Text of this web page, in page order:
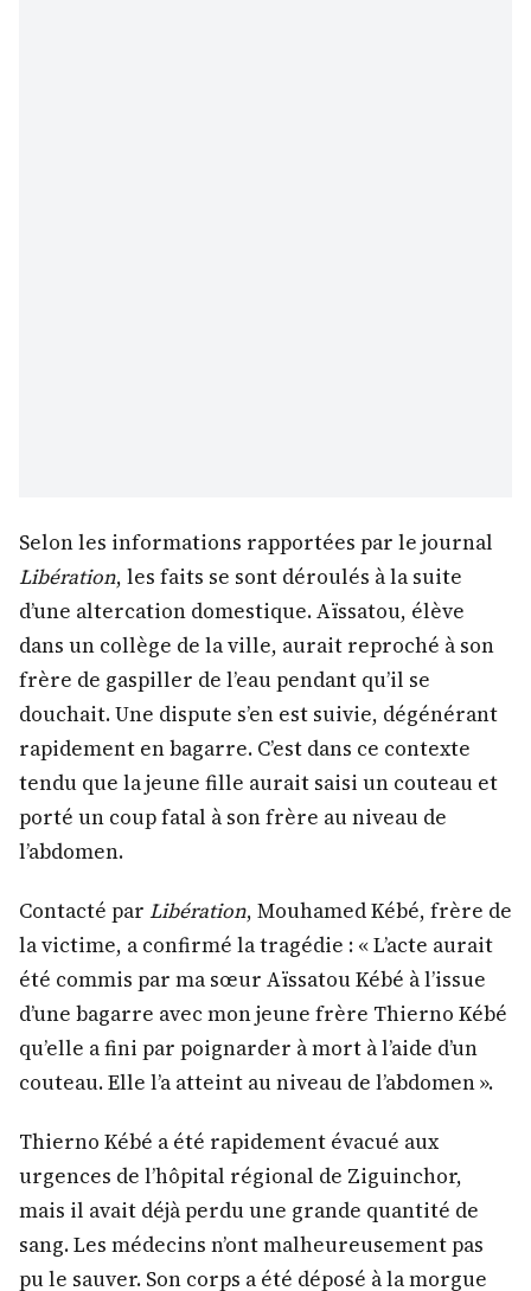
Selon les informations rapportées par le journal
Libération, les faits se sont déroulés à la suite
d’une altercation domestique. Aïssatou, élève
dans un collège de la ville, aurait reproché à son
frère de gaspiller de l’eau pendant qu’il se
douchait. Une dispute s’en est suivie, dégénérant
rapidement en bagarre. C’est dans ce contexte
tendu que la jeune fille aurait saisi un couteau et
porté un coup fatal à son frère au niveau de
l’abdomen.
Contacté par Libération, Mouhamed Kébé, frère de
la victime, a confirmé la tragédie : « L’acte aurait
été commis par ma sœur Aïssatou Kébé à l’issue
d’une bagarre avec mon jeune frère Thierno Kébé
qu’elle a fini par poignarder à mort à l’aide d’un
couteau. Elle l’a atteint au niveau de l’abdomen ».
Thierno Kébé a été rapidement évacué aux
urgences de l’hôpital régional de Ziguinchor,
mais il avait déjà perdu une grande quantité de
sang. Les médecins n’ont malheureusement pas
pu le sauver. Son corps a été déposé à la morgue